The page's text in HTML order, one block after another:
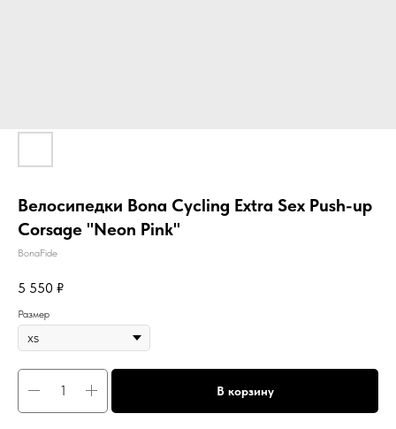
Велосипедки Bona Cycling Extra Sex Push-up
Corsage "Neon Pink"
BonaFide
5 550 ₽
Размер
В корзину